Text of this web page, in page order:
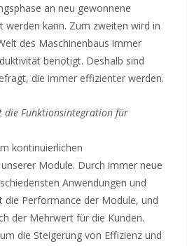
an neu gewonnene
werden kann. Zum zweiten wird in
des Maschinenbaus immer
benötigt. Deshalb sind
die immer effizienter werden.
die Funktionsintegration für
kontinuierlichen
Module. Durch immer neue
Anwendungen und
die Performance der Module, und
der Mehrwert für die Kunden.
die Steigerung von Effizienz und